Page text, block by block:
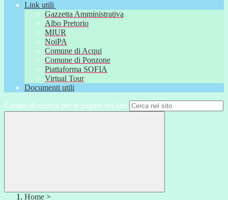
Link utili
Gazzetta Amministrativa
Albo Pretorio
MIUR
NoiPA
Comune di Acqui
Comune di Ponzone
Piattaforma SOFIA
Virtual Tour
Documenti utili
Campo di ricerca per le pagine del sito
Home >